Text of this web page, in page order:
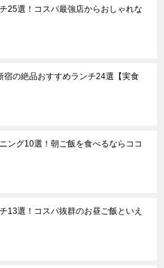
25選！コスパ最強店からおしゃれな
宿の絶品おすすめランチ24選【実食
ング10選！朝ご飯を食べるならココ
13選！コスパ抜群のお昼ご飯といえ